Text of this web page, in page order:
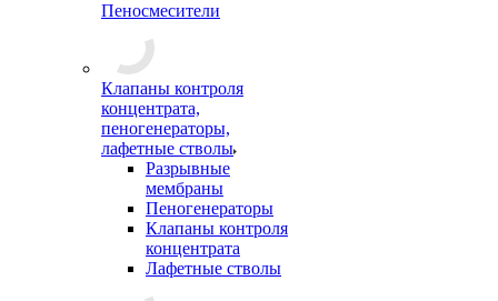
Пеносмесители
Клапаны контроля
концентрата,
пеногенераторы,
лафетные стволы
Разрывные
мембраны
Пеногенераторы
Клапаны контроля
концентрата
Лафетные стволы